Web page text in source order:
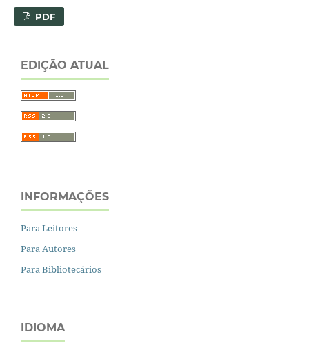
PDF
EDIÇÃO ATUAL
INFORMAÇÕES
Para Leitores
Para Autores
Para Bibliotecários
IDIOMA